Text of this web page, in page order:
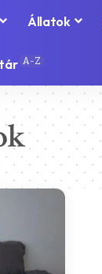
Állatok
A-Z